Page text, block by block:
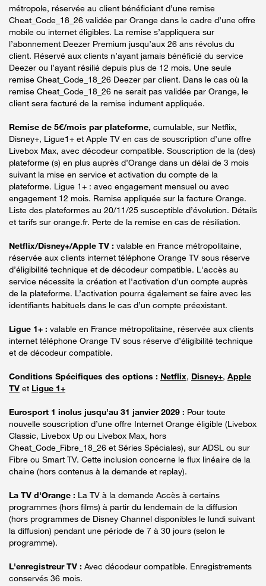
métropole, réservée au client bénéficiant d’une remise
Cheat_Code_18_26 validée par Orange dans le cadre d’une offre
mobile ou internet éligibles. La remise s’appliquera sur
l’abonnement Deezer Premium jusqu’aux 26 ans révolus du
client. Réservé aux clients n’ayant jamais bénéficié du service
Deezer ou l’ayant résilié depuis plus de 12 mois. Une seule
remise Cheat_Code_18_26 Deezer par client. Dans le cas où la
remise Cheat_Code_18_26 ne serait pas validée par Orange, le
client sera facturé de la remise indument appliquée.
Remise de 5€/mois par plateforme, cumulable, sur Netflix,
Disney+, Ligue1+ et Apple TV en cas de souscription d’une offre
Livebox Max, avec décodeur compatible. Souscription de la (des)
plateforme (s) en plus auprès d’Orange dans un délai de 3 mois
suivant la mise en service et activation du compte de la
plateforme. Ligue 1+ : avec engagement mensuel ou avec
engagement 12 mois. Remise appliquée sur la facture Orange.
Liste des plateformes au 20/11/25 susceptible d’évolution. Détails
et tarifs sur orange.fr. Perte de la remise en cas de résiliation.
Netflix/Disney+/Apple TV : valable en France métropolitaine,
réservée aux clients internet téléphone Orange TV sous réserve
d’éligibilité technique et de décodeur compatible. L'accès au
service nécessite la création et l'activation d'un compte auprès
de la plateforme. L’activation pourra également se faire avec les
identifiants habituels dans le cas d’un compte préexistant.
Ligue 1+ : valable en France métropolitaine, réservée aux clients
internet téléphone Orange TV sous réserve d’éligibilité technique
et de décodeur compatible.
Conditions Spécifiques des options : Netflix, Disney+, Apple
TV et Ligue 1+
Eurosport 1 inclus jusqu’au 31 janvier 2029 : Pour toute
nouvelle souscription d’une offre Internet Orange éligible (Livebox
Classic, Livebox Up ou Livebox Max, hors
Cheat_Code_Fibre_18_26 et Séries Spéciales), sur ADSL ou sur
Fibre ou Smart TV. Cette inclusion concerne le flux linéaire de la
chaine (hors contenus à la demande et replay).
La TV d'Orange : La TV à la demande Accès à certains
programmes (hors films) à partir du lendemain de la diffusion
(hors programmes de Disney Channel disponibles le lundi suivant
la diffusion) pendant une période de 7 à 30 jours (selon le
programme).
L'enregistreur TV : Avec décodeur compatible. Enregistrements
conservés 36 mois.